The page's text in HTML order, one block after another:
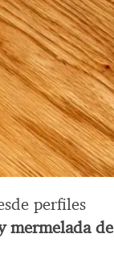
perfiles
mermelada de